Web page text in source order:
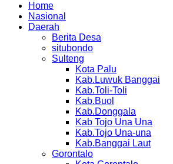
Home
Nasional
Daerah
Berita Desa
situbondo
Sulteng
Kota Palu
Kab.Luwuk Banggai
Kab.Toli-Toli
Kab.Buol
Kab.Donggala
Kab Tojo Una Una
Kab.Tojo Una-una
Kab.Banggai Laut
Gorontalo